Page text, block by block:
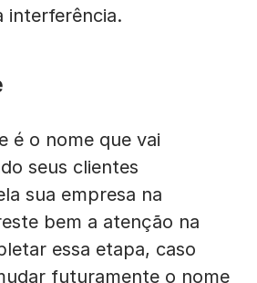
interferência.
é o nome que vai
seus clientes
sua empresa na
bem a atenção na
essa etapa, caso
futuramente o nome